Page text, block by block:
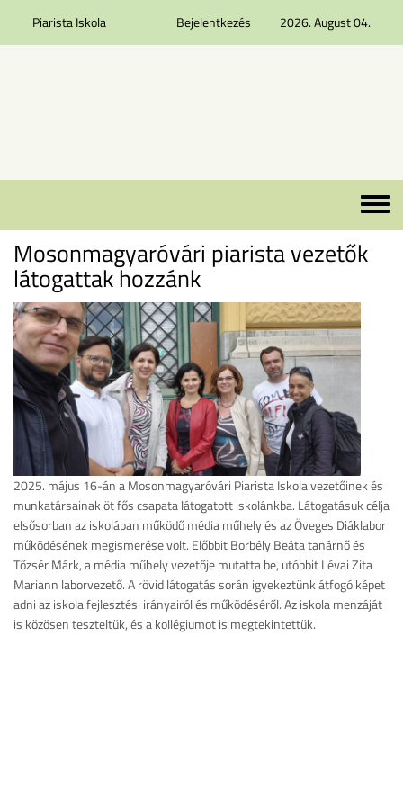
2026. August 04.
Piarista Iskola
Bejelentkezés
Toggle
Mosonmagyaróvári piarista vezetők
látogattak hozzánk
2025. május 16-án a Mosonmagyaróvári Piarista Iskola vezetőinek és
munkatársainak öt fős csapata látogatott iskolánkba. Látogatásuk célja
elsősorban az iskolában működő média műhely és az Öveges Diáklabor
működésének megismerése volt. Előbbit Borbély Beáta tanárnő és
Tőzsér Márk, a média műhely vezetője mutatta be, utóbbit Lévai Zita
Mariann laborvezető. A rövid látogatás során igyekeztünk átfogó képet
adni az iskola fejlesztési irányairól és működéséről. Az iskola menzáját
is közösen teszteltük, és a kollégiumot is megtekintettük.